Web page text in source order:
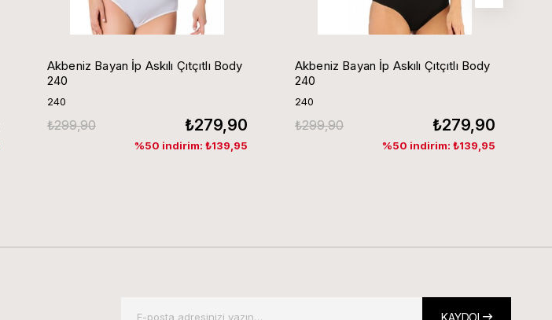
Akbeniz Bayan İp Askılı Çıtçıtlı Body
240
240
₺279,90
₺299,90
%50 indirim: ₺139,95
Akbeniz Bayan İp Askılı Çıtçıtlı Body
240
240
₺279,90
₺299,90
%50 indirim: ₺139,95
KAYDOL